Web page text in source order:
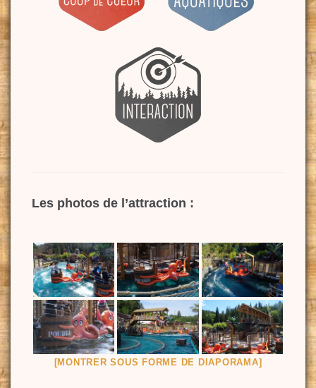
Les photos de l’attraction :
[MONTRER SOUS FORME DE DIAPORAMA]